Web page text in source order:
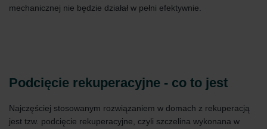
mechanicznej nie będzie działał w pełni efektywnie.
Podcięcie rekuperacyjne - co to jest
Najczęściej stosowanym rozwiązaniem w domach z rekuperacją
jest tzw. podcięcie rekuperacyjne, czyli szczelina wykonana w